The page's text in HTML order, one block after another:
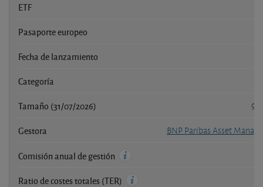
ETF
Pasaporte europeo
Fecha de lanzamiento
Categoría
Tamaño (31/07/2026)
Gestora BNP Paribas Asset
Comisión anual de gestión
Ratio de costes totales (TER)